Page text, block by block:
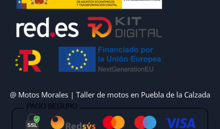
@ Motos Morales | Taller de motos en Puebla de la Calzada